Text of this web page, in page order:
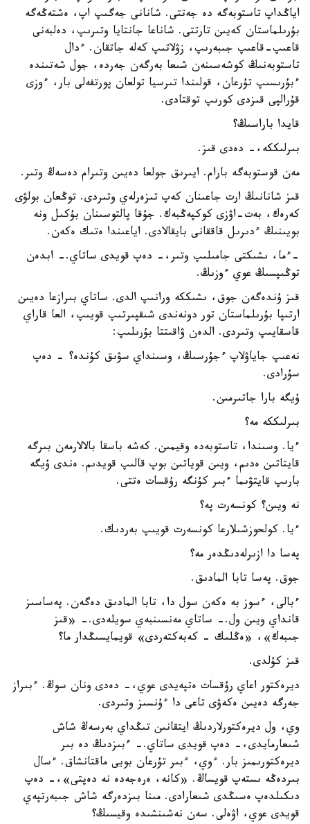
اياڭداپ تاستوبەگە دە جەتتى. شانانى جەگىپ اپ، ەشتەڭەگە
بۇرىلماستان كەيىن تارتتى. شاناعا جانتايا وتىرىپ، دەلبەنى
قاعىپ-قاعىپ جىبەرىپ، زۋلاتىپ كەلە جاتقان. ءدال
تاستوبەنىڭ كوشەسىنەن شىعا بەرگەن جەردە، جول شەتىندە
ءبۇرىسىپ تۇرعان، قولىندا تىرسيا تولعان پورتفەلى بار، ءوزى
قۇرالپى قىزدى كورىپ توقتادى.
قايدا باراسىڭ؟
بىرلىككە،- دەدى قىز.
مەن قوستوبەگە بارام. ايىرىق جولعا دەيىن وتىرام دەسەڭ وتىر.
قىز شانانىڭ ارت جاعىنان كەپ تىزەرلەي وتىردى. توڭعان بولۋى
كەرەك، بەت-اۋزى كوكپەڭبەك. جۇقا پالتوسىنان بۇكىل ونە
بويىنىڭ ءدىرىل قاققانى بايقالادى. اياعىندا ەتىك ەكەن.
-ءما، ىشىكتى جامىلىپ وتىر،- دەپ قويدى ساتاي.- ابدەن
توڭىپسىڭ عوي ءوزىڭ.
قىز ۇندەگەن جوق، ىشىككە ورانىپ الدى. ساتاي بىرازعا دەيىن
ارتىپا بۇرىلماستان تور دونەندى شىقپىرتىپ قويىپ، العا قاراي
قاسقايىپ وتىردى. الدەن ۋاقىتتا بۇرىلىپ:
نەعىپ جاياۋلاپ ءجۇرسىڭ، وسىنداي سۋىق كۇندە؟ - دەپ
سۇرادى.
ۇيگە بارا جاتىرمىن.
بىرلىككە مە؟
ءيا. وسىندا، تاستوبەدە وقيمىن. كەشە باسقا بالالارمەن بىرگە
قايتاتىن ەدىم، ويىن قوياتىن بوپ قالىپ قويدىم. ەندى ۇيگە
بارىپ قايتۋىما ءبىر كۇنگە رۇقسات ەتتى.
نە ويىن؟ كونسەرت پە؟
ءيا. كولحوزشىلارعا كونسەرت قويىپ بەردىك.
پەسا دا ازىرلەدىڭدەر مە؟
جوق. پەسا تابا المادىق.
ءبالى، ءسوز بە ەكەن سول دا، تابا المادىق دەگەن. پەساسىز
قانداي ويىن ول.- ساتاي مەنسىنبەي سويلەدى.- «قىز
جىبەك»، «ەڭلىك - كەبەكتەردى» قويمايسىڭدار ما؟
قىز كۇلدى.
ديرەكتور اعاي رۇقسات ەتپەيدى عوي،- دەدى ونان سوڭ. ءبىراز
جەرگە دەيىن ەكەۋى تاعى دا ءۇنسىز وتىردى.
وي، ول ديرەكتورلاردىڭ ايتقانىن تىڭداي بەرسەڭ شاش
شىعارمايدى،- دەپ قويدى ساتاي.- ءبىزدىڭ دە بىر
ديرەكتورىمىز بار. ءوي، ءبىر تۇرعان بويى ماقتانشاق. ءسال
بىردەڭە ىستەپ قويساڭ. «كانە، ەرەجەدە نە دەپتى»،- دەپ
دىكىلدەپ ەسىڭدى شىعارادى. مىنا بىزدەرگە شاش جىبەرتپەي
قويدى عوي، اۋەلى. سەن نەشىنشىدە وقيسىڭ؟